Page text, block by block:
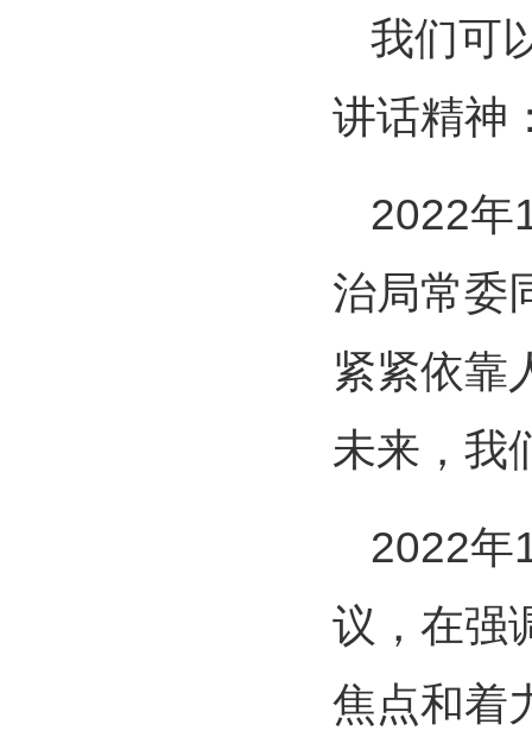
我们可
讲话精神
2022年
治局常委
紧紧依靠
未来，我
2022年
议，在强
焦点和着